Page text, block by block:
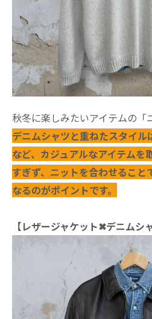
秋冬に楽しみたいアイテムの「
デニムシャツと重ねたスタイ
など、カジュアルなアイテムを
すぎず、ニットを合わせること
なるのがポイントです。
【レザージャケット✖デニムシ